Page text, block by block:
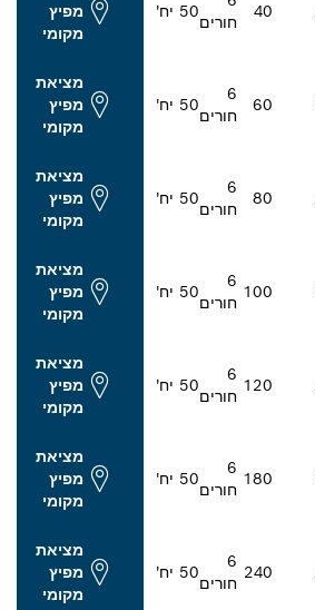
מפיץ
מקומי
מפיץ
מקומי
מפיץ
מקומי
מפיץ
מקומי
מפיץ
מקומי
מפיץ
מקומי
מפיץ
מקומי